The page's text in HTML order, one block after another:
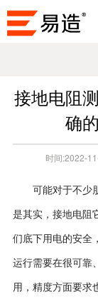
接地电阻
确
时间:2022-
可能对于不少朋
是其实，接地电阻
们底下用电的安全
运行需要在很可靠
用，精度方面要求